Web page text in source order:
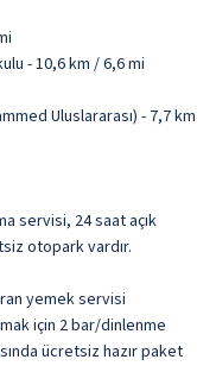
- 10,6 km / 6,6 mi
Uluslararası) - 7,7 km
servisi, 24 saat açık
otopark vardır.
yemek servisi
için 2 bar/dinlenme
ücretsiz hazır paket